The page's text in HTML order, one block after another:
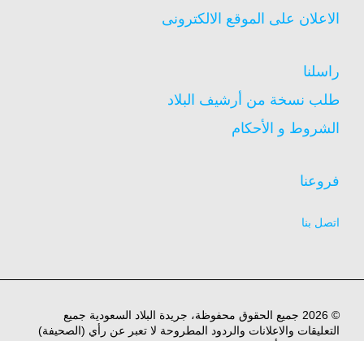
الاعلان على الموقع الالكترونى
راسلنا
طلب نسخة من أرشيف البلاد
الشروط و الأحكام
فروعنا
اتصل بنا
© 2026 جميع الحقوق محفوظة، جريدة البلاد السعودية جميع
التعليقات والاعلانات والردود المطروحة لا تعبر عن رأي (الصحيفة)